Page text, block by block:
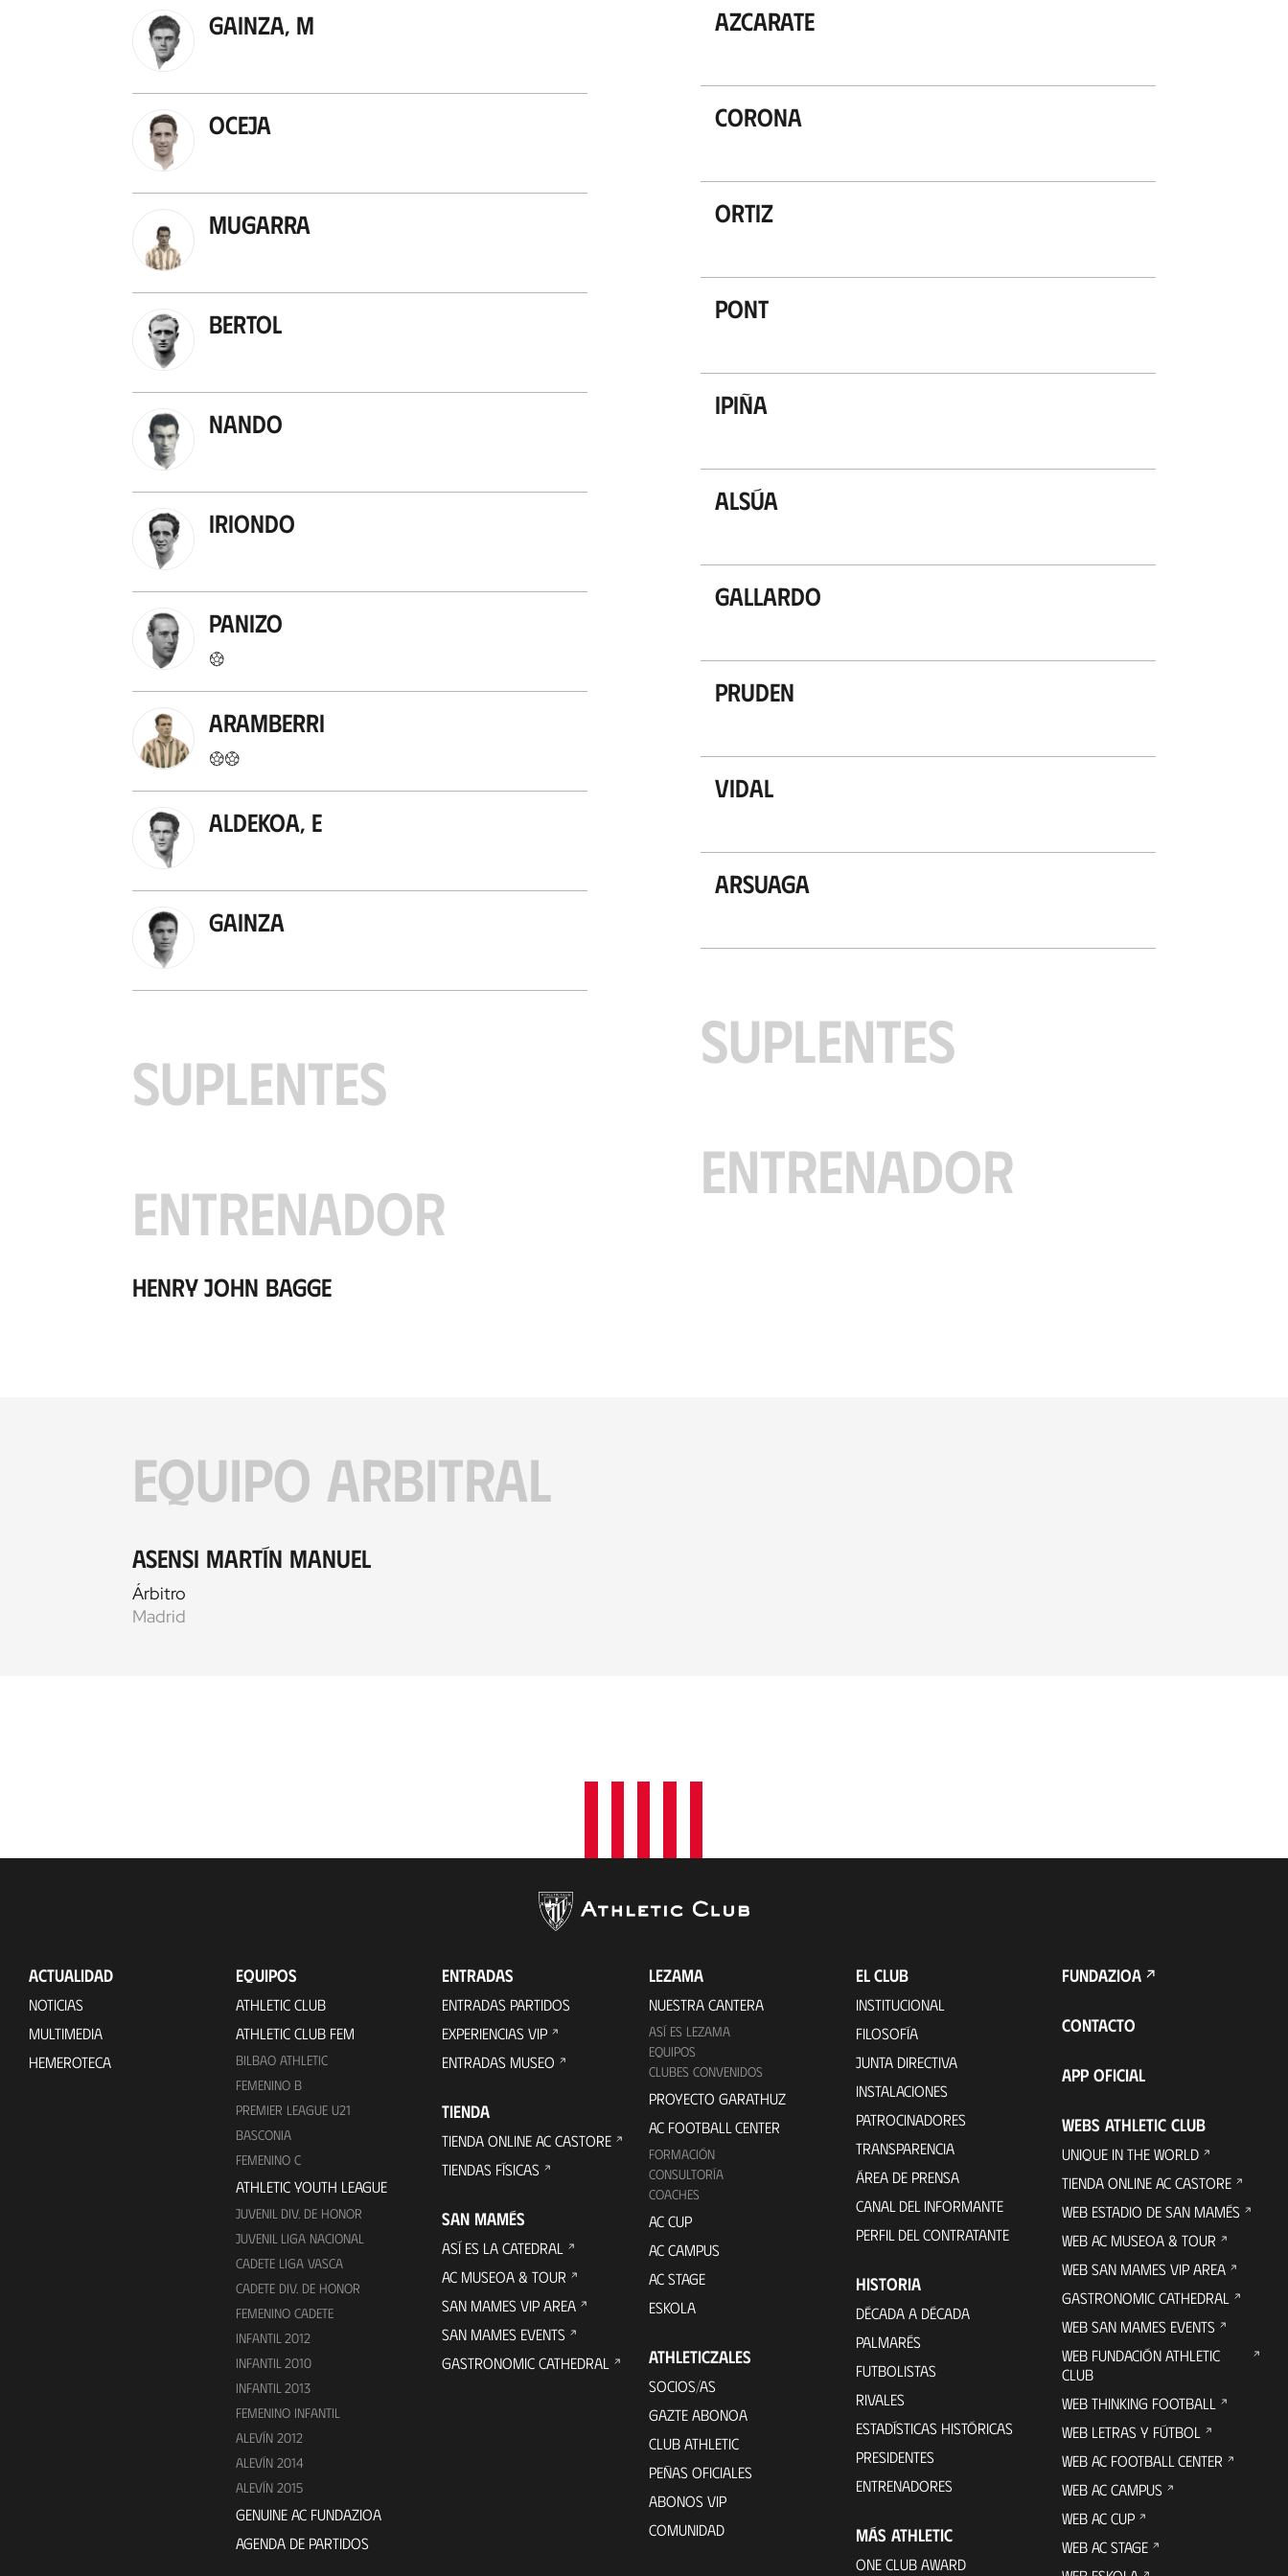
Gainza, M
Oceja
Mugarra
Bertol
Nando
Iriondo
Panizo
Aramberri
Aldekoa, E
Gainza
SUPLENTES
ENTRENADOR
Henry John Bagge
Azcarate
Corona
Ortiz
Pont
Ipiña
Alsúa
Gallardo
Pruden
Vidal
Arsuaga
SUPLENTES
ENTRENADOR
EQUIPO ARBITRAL
Asensi Martín Manuel
Árbitro
Madrid
ACTUALIDAD
NOTICIAS
MULTIMEDIA
HEMEROTECA
EQUIPOS
ATHLETIC CLUB
ATHLETIC CLUB FEM
BILBAO ATHLETIC
FEMENINO B
PREMIER LEAGUE U21
BASCONIA
FEMENINO C
ATHLETIC YOUTH LEAGUE
JUVENIL DIV. DE HONOR
JUVENIL LIGA NACIONAL
CADETE LIGA VASCA
CADETE DIV. DE HONOR
FEMENINO CADETE
INFANTIL 2012
INFANTIL 2010
INFANTIL 2013
FEMENINO INFANTIL
ALEVÍN 2012
ALEVÍN 2014
ALEVÍN 2015
GENUINE AC FUNDAZIOA
AGENDA DE PARTIDOS
ENTRADAS
ENTRADAS PARTIDOS
EXPERIENCIAS VIP
ENTRADAS MUSEO
TIENDA
TIENDA ONLINE AC CASTORE
TIENDAS FÍSICAS
SAN MAMÉS
ASÍ ES LA CATEDRAL
AC MUSEOA & TOUR
SAN MAMES VIP AREA
SAN MAMES EVENTS
GASTRONOMIC CATHEDRAL
LEZAMA
NUESTRA CANTERA
ASÍ ES LEZAMA
EQUIPOS
CLUBES CONVENIDOS
PROYECTO GARATHUZ
AC FOOTBALL CENTER
FORMACIÓN
CONSULTORÍA
COACHES
AC CUP
AC CAMPUS
AC STAGE
ESKOLA
ATHLETICZALES
SOCIOS/AS
GAZTE ABONOA
CLUB ATHLETIC
PEÑAS OFICIALES
ABONOS VIP
COMUNIDAD
EL CLUB
INSTITUCIONAL
FILOSOFÍA
JUNTA DIRECTIVA
INSTALACIONES
PATROCINADORES
TRANSPARENCIA
ÁREA DE PRENSA
CANAL DEL INFORMANTE
PERFIL DEL CONTRATANTE
HISTORIA
DÉCADA A DÉCADA
PALMARÉS
FUTBOLISTAS
RIVALES
ESTADÍSTICAS HISTÓRICAS
PRESIDENTES
ENTRENADORES
MÁS ATHLETIC
ONE CLUB AWARD
FUNDAZIOA
CONTACTO
APP OFICIAL
WEBS ATHLETIC CLUB
UNIQUE IN THE WORLD
TIENDA ONLINE AC CASTORE
WEB ESTADIO DE SAN MAMÉS
WEB AC MUSEOA & TOUR
WEB SAN MAMES VIP AREA
GASTRONOMIC CATHEDRAL
WEB SAN MAMES EVENTS
WEB FUNDACIÓN ATHLETIC
CLUB
WEB THINKING FOOTBALL
WEB LETRAS Y FÚTBOL
WEB AC FOOTBALL CENTER
WEB AC CAMPUS
WEB AC CUP
WEB AC STAGE